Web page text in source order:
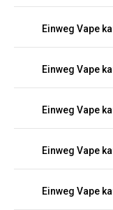
Einweg Vape
Einweg Vape
Einweg Vape
Einweg Vape
Einweg Vape